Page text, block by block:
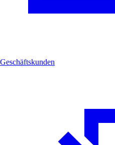
Geschäftskunden